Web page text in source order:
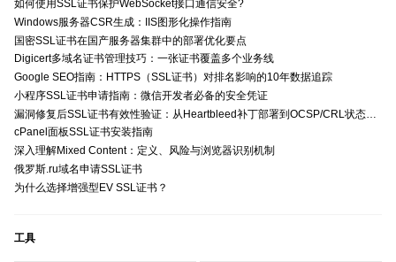
如何使用SSL证书保护WebSocket接口通信安全?
Windows服务器CSR生成：IIS图形化操作指南
国密SSL证书在国产服务器集群中的部署优化要点
Digicert多域名证书管理技巧：一张证书覆盖多个业务线
Google SEO指南：HTTPS（SSL证书）对排名影响的10年数据追踪
小程序SSL证书申请指南：微信开发者必备的安全凭证
cPanel面板SSL证书安装指南
深入理解Mixed Content：定义、风险与浏览器识别机制
俄罗斯.ru域名申请SSL证书
为什么选择增强型EV SSL证书？
工具